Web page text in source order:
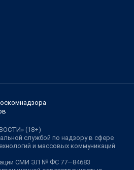
(18+)
службой по надзору в сфере
и массовых коммуникаций
СМИ ЭЛ № ФС 77—84683